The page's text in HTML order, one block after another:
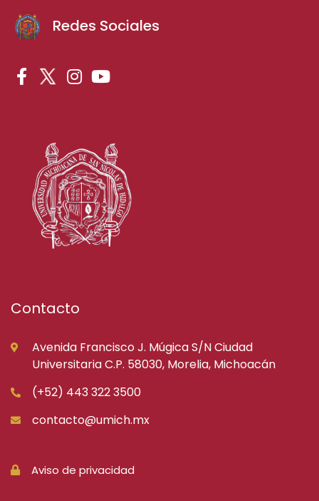
Redes Sociales
Contacto
Avenida Francisco J. Múgica S/N Ciudad
Universitaria C.P. 58030, Morelia, Michoacán
(+52) 443 322 3500
contacto@umich.mx
Aviso de privacidad